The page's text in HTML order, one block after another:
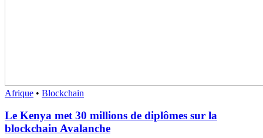
Afrique • Blockchain
Le Kenya met 30 millions de diplômes sur la
blockchain Avalanche